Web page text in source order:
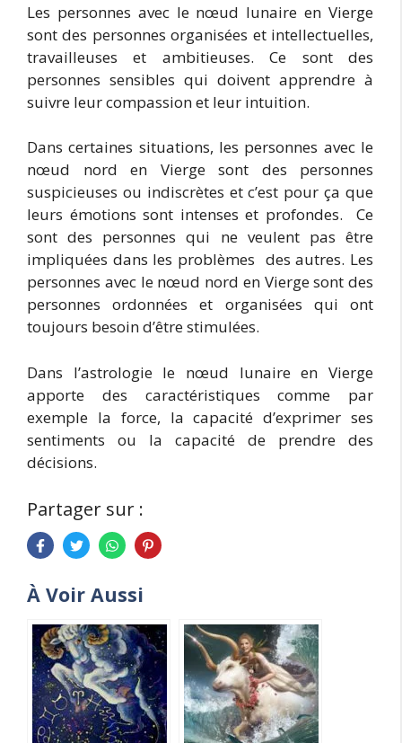
Les personnes avec le nœud lunaire en Vierge
sont des personnes organisées et intellectuelles,
travailleuses et ambitieuses. Ce sont des
personnes sensibles qui doivent apprendre à
suivre leur compassion et leur intuition.
Dans certaines situations, les personnes avec le
nœud nord en Vierge sont des personnes
suspicieuses ou indiscrètes et c’est pour ça que
leurs émotions sont intenses et profondes. Ce
sont des personnes qui ne veulent pas être
impliquées dans les problèmes des autres. Les
personnes avec le nœud nord en Vierge sont des
personnes ordonnées et organisées qui ont
toujours besoin d’être stimulées.
Dans l’astrologie le nœud lunaire en Vierge
apporte des caractéristiques comme par
exemple la force, la capacité d’exprimer ses
sentiments ou la capacité de prendre des
décisions.
Partager sur :
À Voir Aussi